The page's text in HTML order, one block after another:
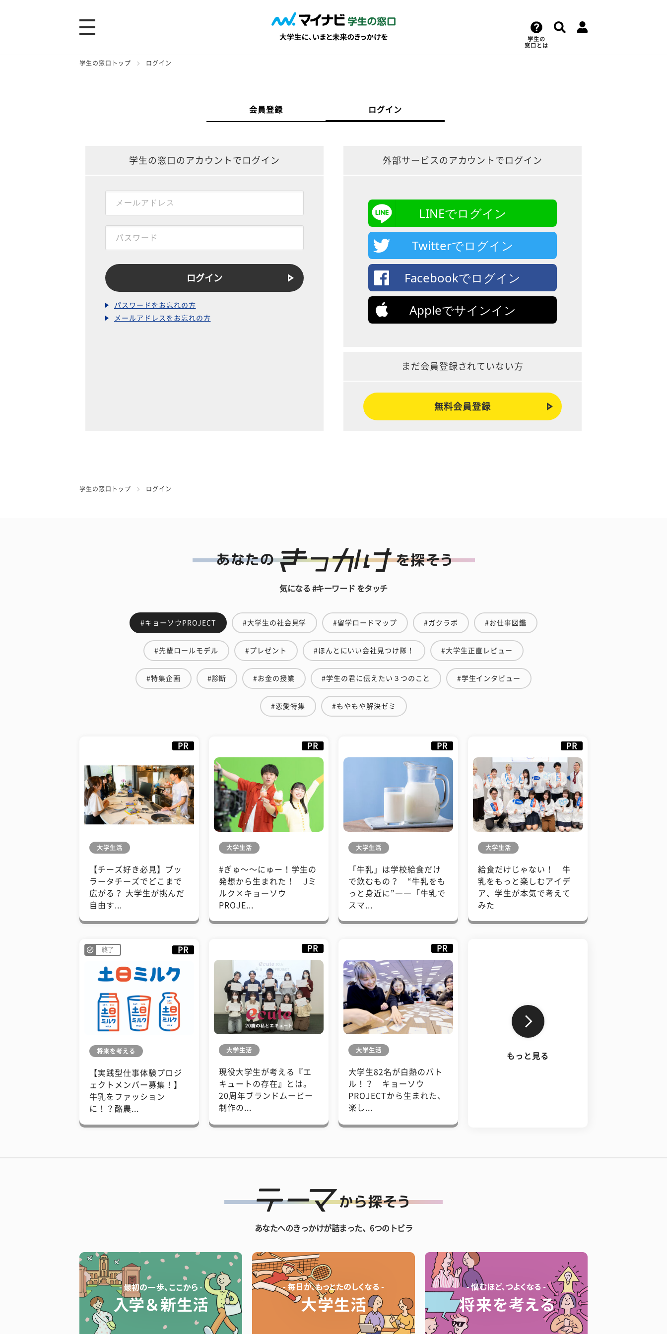
学生の
窓口とは
学生の窓口トップ ログイン
会員登録 ログイン
学生の窓口のアカウントでログイン
パスワードをお忘れの方
メールアドレスをお忘れの方
外部サービスのアカウントでログイン
LINEでログイン
Twitterでログイン
Facebookでログイン
Appleでサインイン
まだ会員登録されていない方
無料会員登録
学生の窓口トップ ログイン
気になる #キーワード をタッチ
#キョーソウPROJECT #大学生の社会見学 #留学ロードマップ #ガクラボ #お仕事図鑑
#先輩ロールモデル #プレゼント #ほんとにいい会社見つけ隊！ #大学生正直レビュー
#特集企画 #診断 #お金の授業 #学生の君に伝えたい３つのこと #学生インタビュー
#恋愛特集 #もやもや解決ゼミ
PR
大学生活
【チーズ好き必見】ブッ
ラータチーズでどこまで
広がる？ 大学生が挑んだ
自由す...
PR
大学生活
#ぎゅ〜〜にゅー！学生の
発想から生まれた！ Jミ
ルク×キョーソウ
PROJE...
PR
大学生活
「牛乳」は学校給食だけ
で飲むもの？ “牛乳をも
っと身近に”――「牛乳で
スマ...
PR
大学生活
給食だけじゃない！ 牛
乳をもっと楽しむアイデ
ア、学生が本気で考えて
みた
終了 PR
将来を考える
【実践型仕事体験プロジ
ェクトメンバー募集！】
牛乳をファッション
に！？酪農...
PR
大学生活
現役大学生が考える『エ
キュートの存在』とは。
20周年ブランドムービー
制作の...
PR
大学生活
大学生82名が白熱のバト
ル！？ キョーソウ
PROJECTから生まれた、
楽し...
もっと見る
あなたへのきっかけが詰まった、6つのトビラ